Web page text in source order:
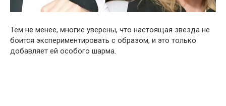
Тем не менее, многие уверены, что настоящая звезда не
боится экспериментировать с образом, и это только
добавляет ей особого шарма.